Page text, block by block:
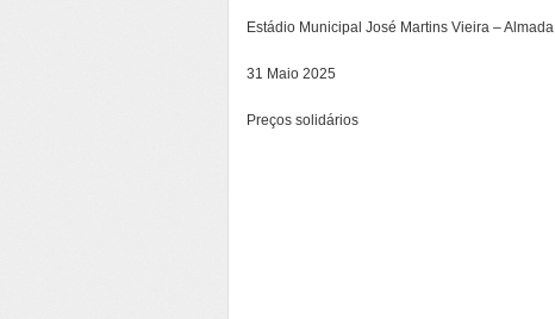
Estádio Municipal José Martins Vieira – Almada
31 Maio 2025
Preços solidários